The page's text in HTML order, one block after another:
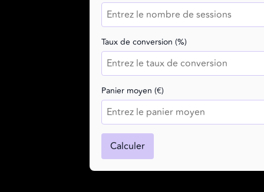
Taux de conversion (%)
Panier moyen (€)
Calculer